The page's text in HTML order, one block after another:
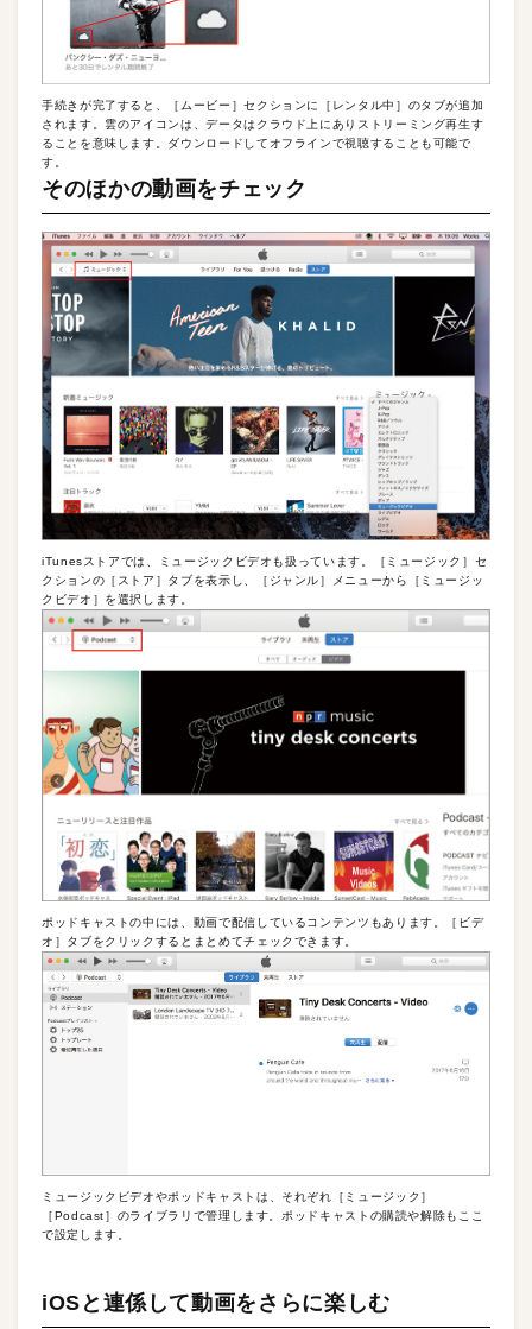
手続きが完了すると、［ムービー］セクションに［レンタル中］のタブが追加
されます。雲のアイコンは、データはクラウド上にありストリーミング再生す
ることを意味します。ダウンロードしてオフラインで視聴することも可能で
す。
そのほかの動画をチェック
iTunesストアでは、ミュージックビデオも扱っています。［ミュージック］セ
クションの［ストア］タブを表示し、［ジャンル］メニューから［ミュージッ
クビデオ］を選択します。
ポッドキャストの中には、動画で配信しているコンテンツもあります。［ビデ
オ］タブをクリックするとまとめてチェックできます。
ミュージックビデオやポッドキャストは、それぞれ［ミュージック］
［Podcast］のライブラリで管理します。ポッドキャストの購読や解除もここ
で設定します。
iOSと連係して動画をさらに楽しむ